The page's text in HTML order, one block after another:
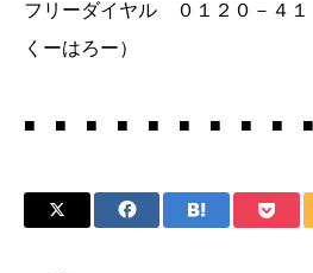
フリーダイヤル ０１２０－４１
くーはろー）
■ ■ ■ ■ ■ ■ ■ ■ ■